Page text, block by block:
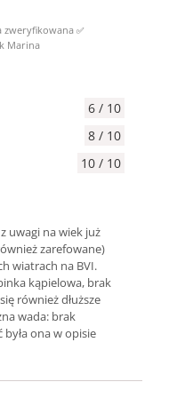
zweryfikowana ✅
Marina
6 / 10
8 / 10
10 / 10
uwagi na wiek już
zarefowane)
wiatrach na BVI.
kąpielowa, brak
również dłuższe
wada: brak
była ona w opisie